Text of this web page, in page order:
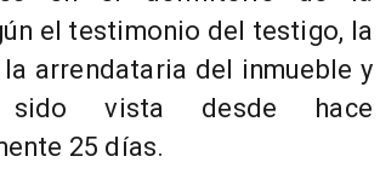
el testimonio del testigo, la
arrendataria del inmueble y
vista desde hace
25 días.